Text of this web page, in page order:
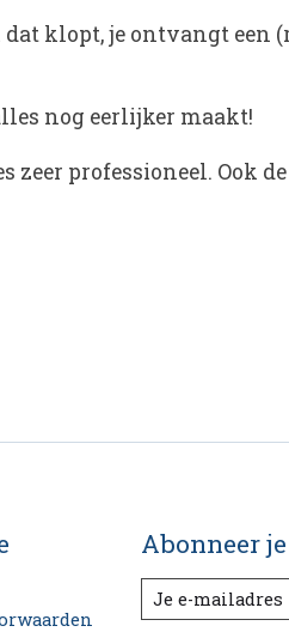
klopt, je ontvangt een
nog eerlijker maakt!
professioneel. Ook
Abonneer